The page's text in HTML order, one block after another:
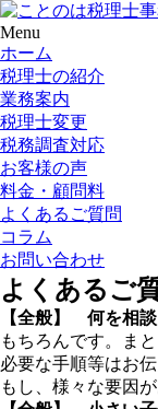
Menu
ホーム
税理士の紹介
業務案内
税理士変更
税務調査対応
お客様の声
料金・顧問料
よくあるご質問
コラム
お問い合わせ
よくあるご
【全般】 何を相
もちろんです。ま
必要な手順等はお伝
もし、様々な要因